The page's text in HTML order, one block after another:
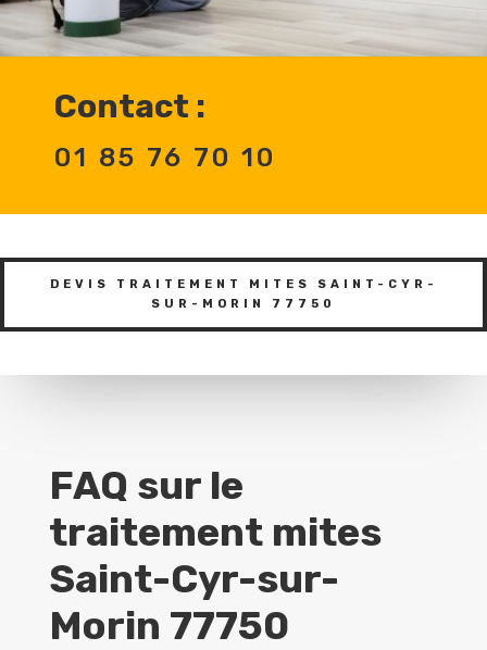
Contact :
01 85 76 70 10
DEVIS TRAITEMENT MITES SAINT-CYR-
SUR-MORIN 77750
FAQ sur le
traitement mites
Saint-Cyr-sur-
Morin 77750